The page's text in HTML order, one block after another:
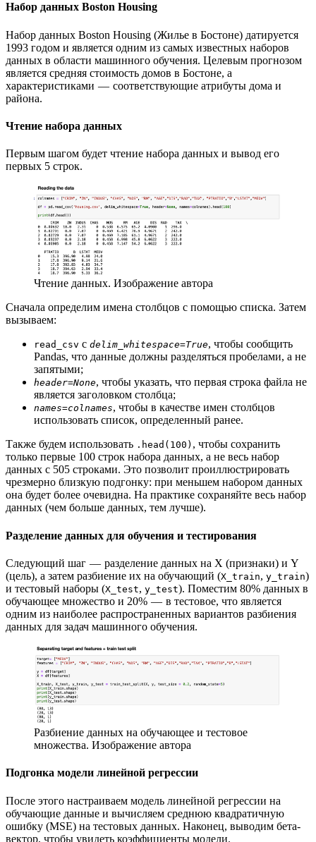
Набор данных Boston Housing
Набор данных Boston Housing (Жилье в Бостоне) датируется
1993 годом и является одним из самых известных наборов
данных в области машинного обучения. Целевым прогнозом
является средняя стоимость домов в Бостоне, а
характеристиками — соответствующие атрибуты дома и
района.
Чтение набора данных
Первым шагом будет чтение набора данных и вывод его
первых 5 строк.
Чтение данных. Изображение автора
Сначала определим имена столбцов с помощью списка. Затем
вызываем:
read_csv с delim_whitespace=True, чтобы сообщить
Pandas, что данные должны разделяться пробелами, а не
запятыми;
header=None, чтобы указать, что первая строка файла не
является заголовком столбца;
names=colnames, чтобы в качестве имен столбцов
использовать список, определенный ранее.
Также будем использовать .head(100) , чтобы сохранить
только первые 100 строк набора данных, а не весь набор
данных с 505 строками. Это позволит проиллюстрировать
чрезмерно близкую подгонку: при меньшем набором данных
она будет более очевидна. На практике сохраняйте весь набор
данных (чем больше данных, тем лучше).
Разделение данных для обучения и тестирования
Следующий шаг — разделение данных на X (признаки) и Y
(цель), а затем разбиение их на обучающий (X_train, y_train)
и тестовый наборы (X_test, y_test). Поместим 80% данных в
обучающее множество и 20% — в тестовое, что является
одним из наиболее распространенных вариантов разбиения
данных для задач машинного обучения.
Разбиение данных на обучающее и тестовое
множества. Изображение автора
Подгонка модели линейной регрессии
После этого настраиваем модель линейной регрессии на
обучающие данные и вычисляем среднюю квадратичную
ошибку (MSE) на тестовых данных. Наконец, выводим бета-
вектор, чтобы увидеть коэффициенты модели.